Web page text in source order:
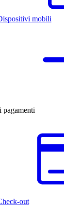
mobili
pagamenti
out